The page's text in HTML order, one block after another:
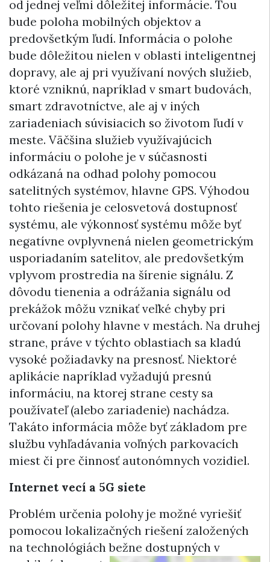
od jednej veľmi dôležitej informácie. Tou
bude poloha mobilných objektov a
predovšetkým ľudí. Informácia o polohe
bude dôležitou nielen v oblasti inteligentnej
dopravy, ale aj pri využívaní nových služieb,
ktoré vzniknú, napríklad v smart budovách,
smart zdravotníctve, ale aj v iných
zariadeniach súvisiacich so životom ľudí v
meste. Väčšina služieb využívajúcich
informáciu o polohe je v súčasnosti
odkázaná na odhad polohy pomocou
satelitných systémov, hlavne GPS. Výhodou
tohto riešenia je celosvetová dostupnosť
systému, ale výkonnosť systému môže byť
negatívne ovplyvnená nielen geometrickým
usporiadaním satelitov, ale predovšetkým
vplyvom prostredia na šírenie signálu. Z
dôvodu tienenia a odrážania signálu od
prekážok môžu vznikať veľké chyby pri
určovaní polohy hlavne v mestách. Na druhej
strane, práve v týchto oblastiach sa kladú
vysoké požiadavky na presnosť. Niektoré
aplikácie napríklad vyžadujú presnú
informáciu, na ktorej strane cesty sa
používateľ (alebo zariadenie) nachádza.
Takáto informácia môže byť základom pre
službu vyhľadávania voľných parkovacích
miest či pre činnosť autonómnych vozidiel.
Internet vecí a 5G siete
Problém určenia polohy je možné vyriešiť
pomocou lokalizačných riešení založených
na technológiách bežne dostupných v